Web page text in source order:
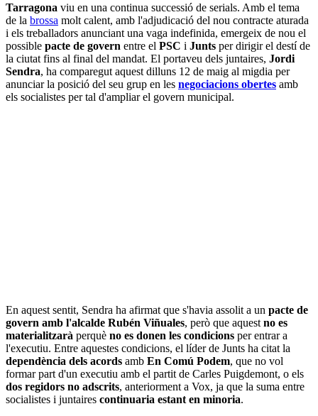
Tarragona viu en una continua successió de serials. Amb el tema
de la brossa molt calent, amb l'adjudicació del nou contracte aturada
i els treballadors anunciant una vaga indefinida, emergeix de nou el
possible pacte de govern entre el PSC i Junts per dirigir el destí de
la ciutat fins al final del mandat. El portaveu dels juntaires, Jordi
Sendra, ha comparegut aquest dilluns 12 de maig al migdia per
anunciar la posició del seu grup en les negociacions obertes amb
els socialistes per tal d'ampliar el govern municipal.
En aquest sentit, Sendra ha afirmat que s'havia assolit a un pacte de
govern amb l'alcalde Rubén Viñuales, però que aquest no es
materialitzarà perquè no es donen les condicions per entrar a
l'executiu. Entre aquestes condicions, el líder de Junts ha citat la
dependència dels acords amb En Comú Podem, que no vol
formar part d'un executiu amb el partit de Carles Puigdemont, o els
dos regidors no adscrits, anteriorment a Vox, ja que la suma entre
socialistes i juntaires continuaria estant en minoria.